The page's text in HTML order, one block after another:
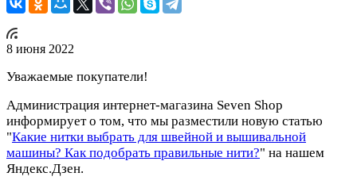
8 июня 2022
Уважаемые покупатели!
Администрация интернет-магазина Seven Shop
информирует о том, что мы разместили новую статью
"Какие нитки выбрать для швейной и вышивальной
машины? Как подобрать правильные нити?" на нашем
Яндекс.Дзен.